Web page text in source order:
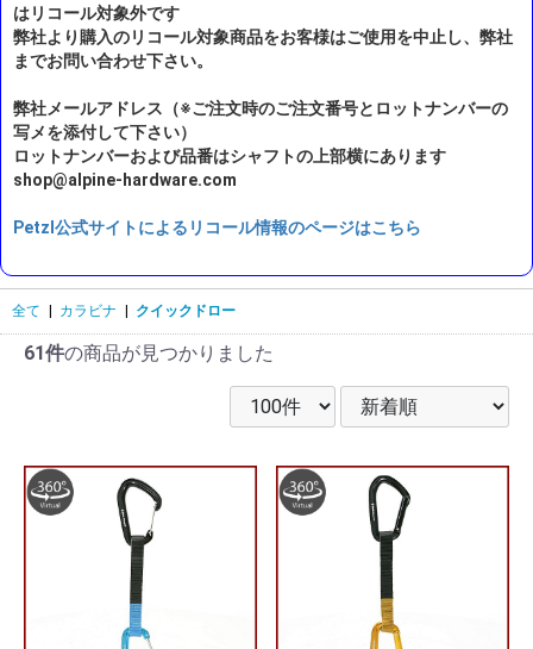
はリコール対象外です
弊社より購入のリコール対象商品をお客様はご使用を中止し、弊社
までお問い合わせ下さい。
弊社メールアドレス（※ご注文時のご注文番号とロットナンバーの
写メを添付して下さい）
ロットナンバーおよび品番はシャフトの上部横にあります
shop@alpine-hardware.com
Petzl公式サイトによるリコール情報のページはこちら
全て カラビナ クイックドロー
61件の商品が見つかりました